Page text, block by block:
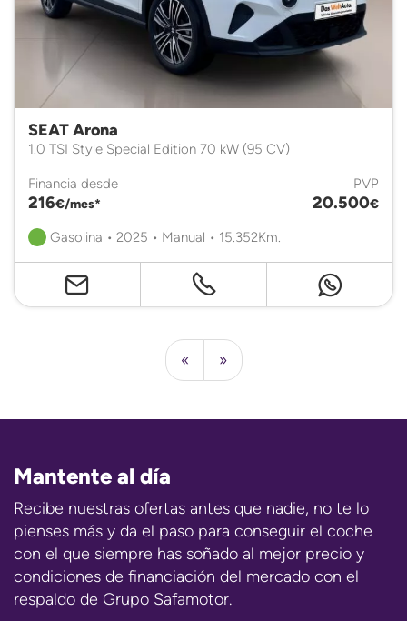
SEAT Arona
1.0 TSI Style Special Edition 70 kW (95 CV)
Financia desde
216€/mes*
PVP
20.500€
Gasolina • 2025 • Manual • 15.352Km.
« »
Mantente al día
Recibe nuestras ofertas antes que nadie, no te lo
pienses más y da el paso para conseguir el coche
con el que siempre has soñado al mejor precio y
condiciones de financiación del mercado con el
respaldo de Grupo Safamotor.